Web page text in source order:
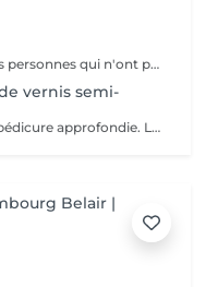
La beauté des pieds est faite pour les personnes qui n'ont pas de problème particulier au niveau de leur pieds. Elle comprend la pousse des cuticules, la coupe des ongles et le limage, léger ponçage de la plaque de l'ongle, et rape de la plante du pied. Pose de vernis transparent et application de crème inclues.
vernis semi-
La pédicure russe est une pédicure pédicure approfondie. La durée de votre vernis permanent va durer 1 semaine de plus.